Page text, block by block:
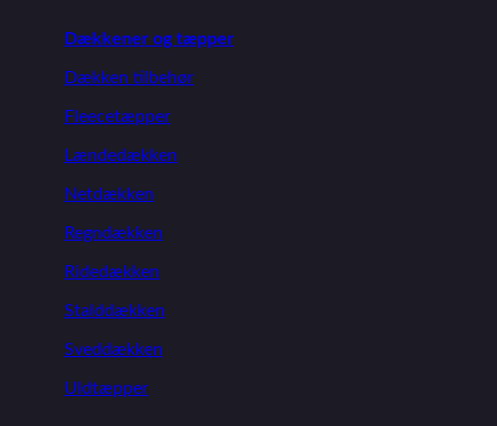
Dækkener og tæpper
Dækken tilbehør
Fleecetæpper
Lændedækken
Netdækken
Regndækken
Ridedækken
Stalddækken
Sveddækken
Uldtæpper